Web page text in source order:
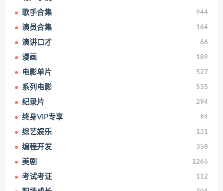
歌手合集 944
演员合集 164
演讲口才 66
漫画 189
电影单片 527
系列电影 535
纪录片 294
终身VIP专享 94
综艺娱乐 131
编程开发 358
美剧 1265
考试考证 112